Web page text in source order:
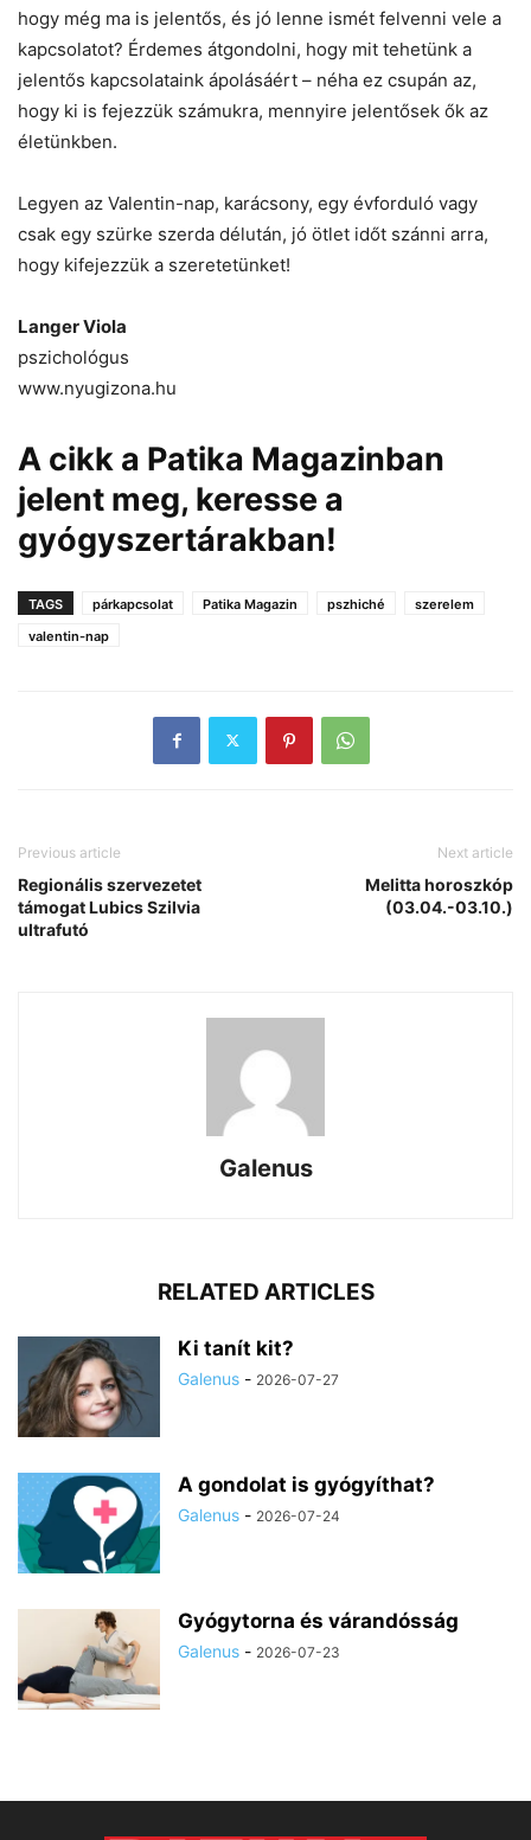
hogy még ma is jelentős, és jó lenne ismét felvenni vele a
kapcsolatot? Érdemes átgondolni, hogy mit tehetünk a
jelentős kapcsolataink ápolásáért – néha ez csupán az,
hogy ki is fejezzük számukra, mennyire jelentősek ők az
életünkben.
Legyen az Valentin-nap, karácsony, egy évforduló vagy
csak egy szürke szerda délután, jó ötlet időt szánni arra,
hogy kifejezzük a szeretetünket!
Langer Viola
pszichológus
www.nyugizona.hu
A cikk a Patika Magazinban
jelent meg, keresse a
gyógyszertárakban!
TAGS párkapcsolat Patika Magazin pszhiché
szerelem
valentin-nap
Previous article
Regionális szervezetet
támogat Lubics Szilvia
ultrafutó
Next article
Melitta horoszkóp
(03.04.-03.10.)
Galenus
RELATED ARTICLES
Ki tanít kit?
Galenus - 2026-07-27
A gondolat is gyógyíthat?
Galenus - 2026-07-24
Gyógytorna és várandósság
Galenus - 2026-07-23